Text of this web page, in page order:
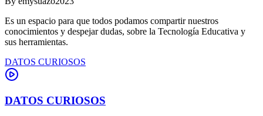
Es un espacio para que todos podamos compartir nuestros
conocimientos y despejar dudas, sobre la Tecnología Educativa y
sus herramientas.
DATOS CURIOSOS
DATOS CURIOSOS